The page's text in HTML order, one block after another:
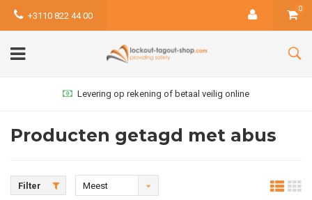
+3110 822 44 00
0
Levering op rekening of betaal veilig online
Producten getagd met abus
Filter
Meest